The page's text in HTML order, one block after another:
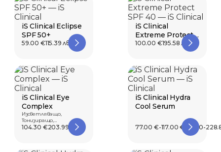
iS Clinical Eclipse
SPF 50+
59.00 €115.39 лв.
iS Clinical
Extreme Protect
SPF 40
100.00 €195.58 лв.
iS Clinical Eye
Complex
Изсветляващо,
Тонизиращо,
Изглаждащо
104.30 €203.99 лв.
iS Clinical Hydra
Cool Serum
77.00 €-117.00 € 150.60-